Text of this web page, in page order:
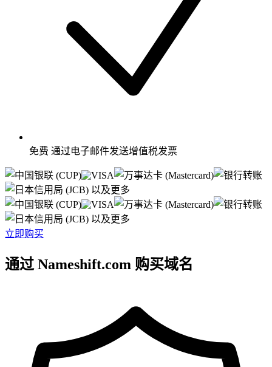
免费 通过电子邮件发送增值税发票
以及更多
以及更多
立即购买
通过 Nameshift.com 购买域名